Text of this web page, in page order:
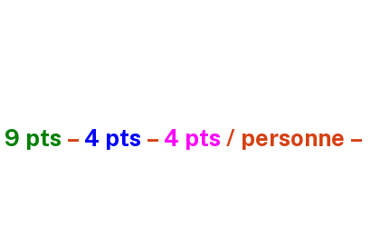
9 pts – 4 pts – 4 pts / personne –